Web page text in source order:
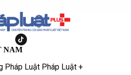
NAM
Pháp Luật Pháp Luật +